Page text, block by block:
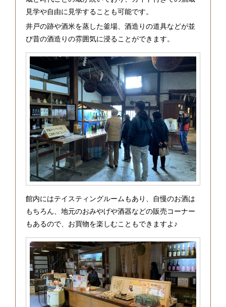
見学や自由に見学することも可能です。
井戸の跡や酒米を蒸した釜場、酒造りの道具などが並
び昔の酒造りの雰囲気に浸ることができます。
館内にはテイスティングルームもあり、自慢のお酒は
もちろん、地元のおみやげや酒器などの販売コーナー
もあるので、お買物を楽しむこともできますよ♪